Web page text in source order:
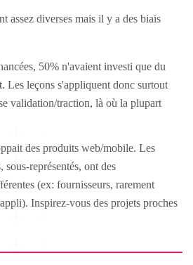
assez diverses mais il y a des biais
50% n'avaient investi que du
Les leçons s'appliquent donc surtout
validation/traction, là où la plupart
des produits web/mobile. Les
sous-représentés, ont des
(ex: fournisseurs, rarement
Inspirez-vous des projets proches